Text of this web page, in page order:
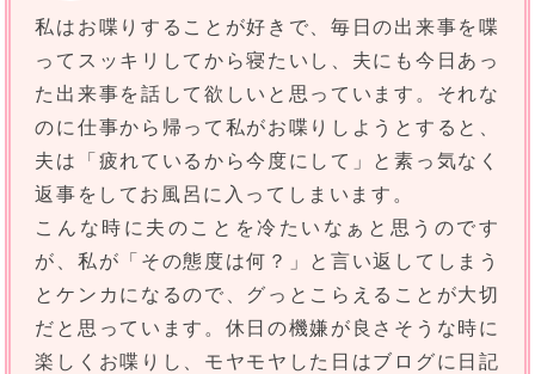
私はお喋りすることが好きで、毎日の出来事を喋
ってスッキリしてから寝たいし、夫にも今日あっ
た出来事を話して欲しいと思っています。それな
のに仕事から帰って私がお喋りしようとすると、
夫は「疲れているから今度にして」と素っ気なく
返事をしてお風呂に入ってしまいます。
こんな時に夫のことを冷たいなぁと思うのです
が、私が「その態度は何？」と言い返してしまう
とケンカになるので、グっとこらえることが大切
だと思っています。休日の機嫌が良さそうな時に
楽しくお喋りし、モヤモヤした日はブログに日記